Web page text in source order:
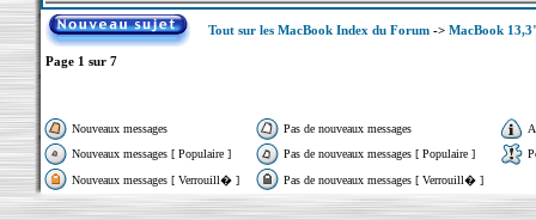
Tout sur les MacBook Index du Forum-> MacBook
Page 1 sur 7
Nouveaux messages Pas de nouveaux messages
Nouveaux messages [ Populaire ]
Pas de nouveaux messages [ Populaire ]
Nouveaux messages [ Verrouill� ]
Pas de nouveaux messages [ Verrouill� ]